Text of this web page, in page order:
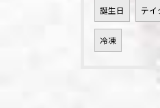
誕生日 テイ
冷凍